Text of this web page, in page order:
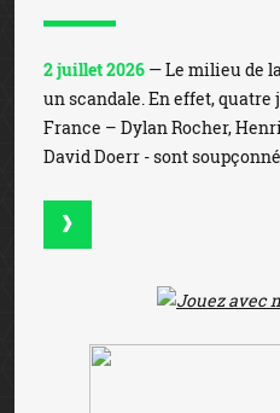
2 juillet 2026 — Le milieu de
un scandale. En effet, quatre
France – Dylan Rocher,
David Doerr - sont